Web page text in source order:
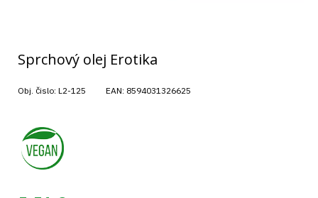
Sprchový olej Erotika
Obj. čislo: L2-125 EAN: 8594031326625